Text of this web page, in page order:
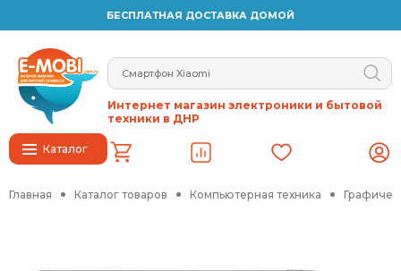
БЕСПЛАТНАЯ ДОСТАВКА ДОМОЙ
Каталог
Интернет магазин электроники и бытовой
техники в ДНР
Главная Каталог товаров Компьютерная техника